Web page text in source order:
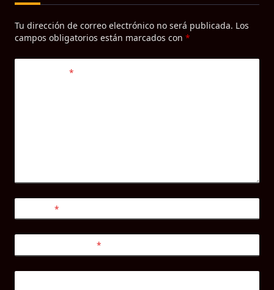
Tu dirección de correo electrónico no será publicada. Los
campos obligatorios están marcados con *
*
*
*